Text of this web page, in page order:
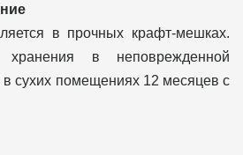
в прочных крафт-мешках.
хранения в неповрежденной
сухих помещениях 12 месяцев с